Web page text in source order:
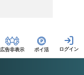
広告非表示 ポイ活